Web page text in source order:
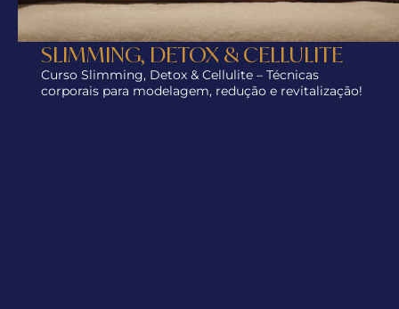
SLIMMING, DETOX & CELLULITE
Curso Slimming, Detox & Cellulite – Técnicas
corporais para modelagem, redução e revitalização!